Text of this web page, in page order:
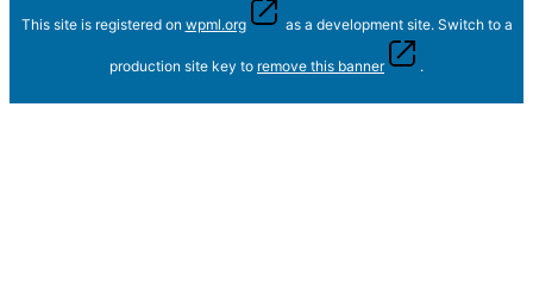
This site is registered on wpml.org as a development site. Switch to a
production site key to remove this banner .